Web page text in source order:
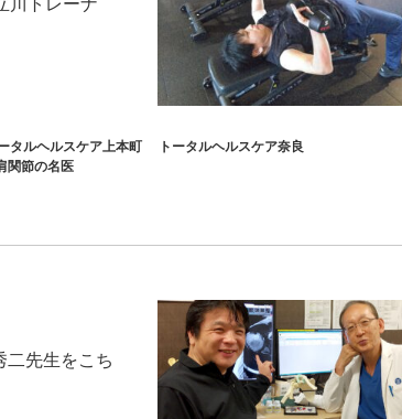
川トレーナ
タルヘルスケア上本町
トータルヘルスケア奈良
関節の名医
先生をこち